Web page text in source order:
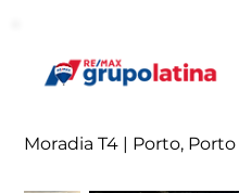
Moradia T4 | Porto, Porto